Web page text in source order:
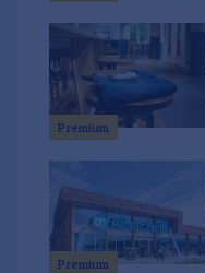
Premium
Premium